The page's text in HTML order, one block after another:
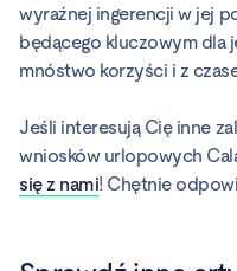
wyraźnej ingerencji w jej
będącego kluczowym dla
mnóstwo korzyści i z
Jeśli interesują Cię inne
wniosków urlopowych
się z nami! Chętnie